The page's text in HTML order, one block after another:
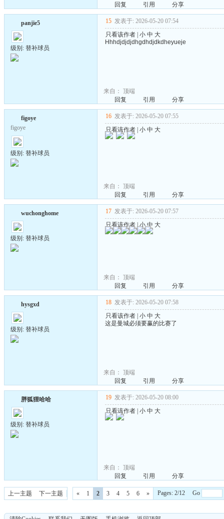
回复
引用 分享
panjie5
级别: 替补球员
15 发表于: 2026-05-20 07:54
只看该作者 小 中 大
Hhhdjdjdjdhgdhdjdkdheyueje
来自： 顶端
回复
引用 分享
figoye
figoye
级别: 替补球员
16 发表于: 2026-05-20 07:55
只看该作者 小 中 大
来自： 顶端
回复
引用 分享
wuchonghome
级别: 替补球员
17 发表于: 2026-05-20 07:57
只看该作者 |小 中 大
来自： 顶端
回复
引用 分享
hysgxd
级别: 替补球员
18 发表于: 2026-05-20 07:58
只看该作者 小 中 大
这是曼城必须要赢的比赛了
来自： 顶端
回复
引用 分享
胖狐狸哈哈
级别: 替补球员
19 发表于: 2026-05-20 08:00
只看该作者 小 中 大
来自： 顶端
回复
引用 分享
上一主题 下一主题 « 1 2 3 4 5 6 » Pages: 2/12 Go